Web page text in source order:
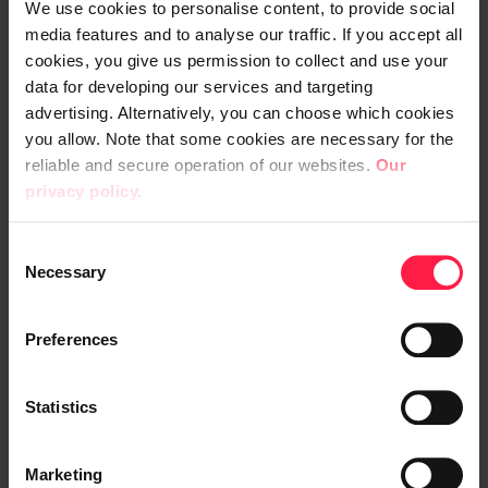
We use cookies to personalise content, to provide social
media features and to analyse our traffic. If you accept all
cookies, you give us permission to collect and use your
data for developing our services and targeting
advertising. Alternatively, you can choose which cookies
you allow. Note that some cookies are necessary for the
reliable and secure operation of our websites. Our
privacy policy.
Necessary
Preferences
Statistics
Marketing
02/
Näin Suomi hyödyntää